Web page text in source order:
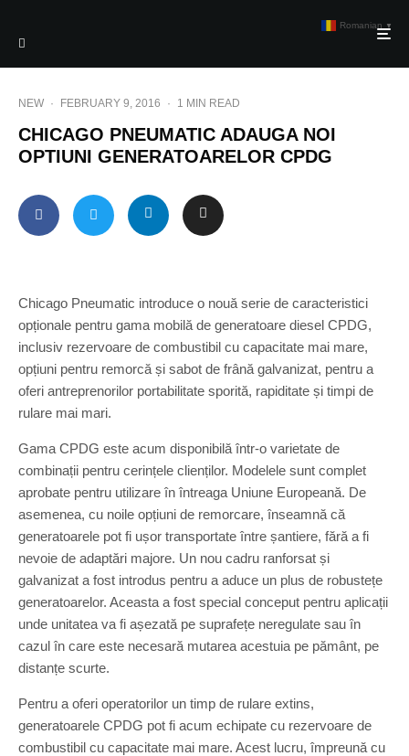
NEW · FEBRUARY 9, 2016 · 1 MIN READ
CHICAGO PNEUMATIC ADAUGA NOI
OPTIUNI GENERATOARELOR CPDG
Chicago Pneumatic introduce o nouă serie de caracteristici
opționale pentru gama mobilă de generatoare diesel CPDG,
inclusiv rezervoare de combustibil cu capacitate mai mare,
opțiuni pentru remorcă și sabot de frână galvanizat, pentru a
oferi antreprenorilor portabilitate sporită, rapiditate și timpi de
rulare mai mari.
Gama CPDG este acum disponibilă într-o varietate de
combinații pentru cerințele clienților. Modelele sunt complet
aprobate pentru utilizare în întreaga Uniune Europeană. De
asemenea, cu noile opțiuni de remorcare, înseamnă că
generatoarele pot fi ușor transportate între șantiere, fără a fi
nevoie de adaptări majore. Un nou cadru ranforsat și
galvanizat a fost introdus pentru a aduce un plus de robustețe
generatoarelor. Aceasta a fost special conceput pentru aplicații
unde unitatea va fi așezată pe suprafețe neregulate sau în
cazul în care este necesară mutarea acestuia pe pământ, pe
distanțe scurte.
Pentru a oferi operatorilor un timp de rulare extins,
generatoarele CPDG pot fi acum echipate cu rezervoare de
combustibil cu capacitate mai mare. Acest lucru, împreună cu
Romanian ▼